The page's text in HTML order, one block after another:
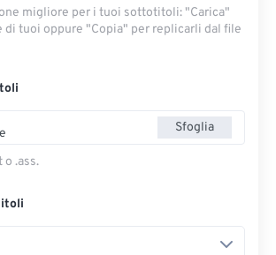
migliore per i tuoi sottotitoli: "Carica"
di tuoi oppure "Copia" per replicarli dal file
Sfoglia
o .ass.